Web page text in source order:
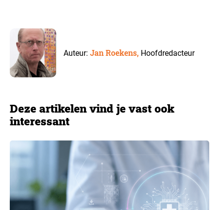
Auteur:Jan Roekens, Hoofdredacteur
Deze artikelen vind je vast ook
interessant